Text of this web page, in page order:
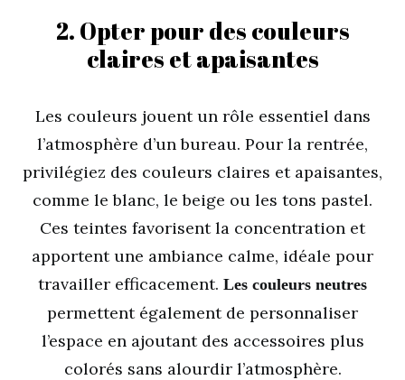
2. Opter pour des couleurs
claires et apaisantes
Les couleurs jouent un rôle essentiel dans
l’atmosphère d’un bureau. Pour la rentrée,
privilégiez des couleurs claires et apaisantes,
comme le blanc, le beige ou les tons pastel.
Ces teintes favorisent la concentration et
apportent une ambiance calme, idéale pour
travailler efficacement. Les couleurs neutres
permettent également de personnaliser
l’espace en ajoutant des accessoires plus
colorés sans alourdir l’atmosphère.